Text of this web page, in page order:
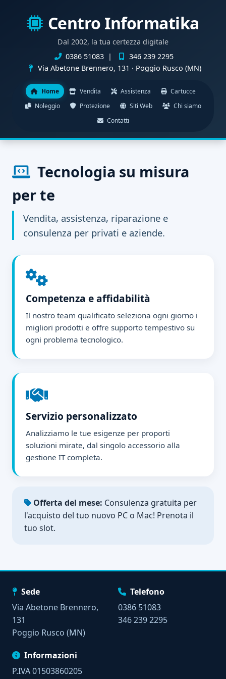
Centro Informatika
Dal 2002, la tua certezza digitale
0386 51083 |
346 239 2295
Via Abetone Brennero, 131 · Poggio Rusco (MN)
Home Vendita Assistenza
Cartucce
Noleggio
Protezione Siti Web
Chi siamo
Contatti
Tecnologia su misura
per te
Vendita, assistenza, riparazione e
consulenza per privati e aziende.
Competenza e affidabilità
Il nostro team qualificato seleziona ogni giorno i
migliori prodotti e offre supporto tempestivo su
ogni problema tecnologico.
Servizio personalizzato
Analizziamo le tue esigenze per proporti
soluzioni mirate, dal singolo accessorio alla
gestione IT completa.
Offerta del mese: Consulenza gratuita per
l'acquisto del tuo nuovo PC o Mac! Prenota il
tuo slot.
Sede
Via Abetone Brennero,
131
Poggio Rusco (MN)
Telefono
0386 51083
346 239 2295
Informazioni
P.IVA 01503860205